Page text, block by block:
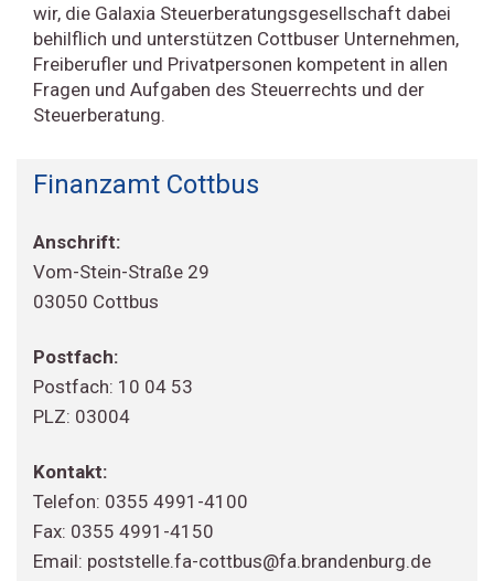
wir, die Galaxia Steuerberatungsgesellschaft dabei
behilflich und unterstützen Cottbuser Unternehmen,
Freiberufler und Privatpersonen kompetent in allen
Fragen und Aufgaben des Steuerrechts und der
Steuerberatung.
Finanzamt Cottbus
Anschrift:
Vom-Stein-Straße 29
03050 Cottbus
Postfach:
Postfach: 10 04 53
PLZ: 03004
Kontakt:
Telefon: 0355 4991-4100
Fax: 0355 4991-4150
Email: poststelle.fa-cottbus@fa.brandenburg.de